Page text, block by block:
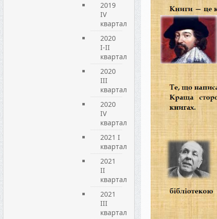
2019
IV
квартал
2020
I-II
квартал
2020
III
квартал
2020
IV
квартал
2021 I
квартал
2021
ІІ
квартал
2021
ІІІ
квартал